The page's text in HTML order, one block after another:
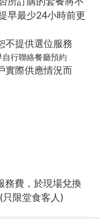
早最少24小時前更
不提供選位服務
行聯絡餐廳預約
實際供應情況而
務費，於現場兌換
只限堂食客人)